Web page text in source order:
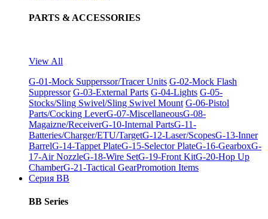
PARTS & ACCESSORIES
View All
G-01-Mock Supperssor/Tracer Units G-02-Mock Flash
Suppressor G-03-External Parts G-04-Lights G-05-
Stocks/Sling Swivel/Sling Swivel Mount G-06-Pistol
Parts/Cocking LeverG-07-MiscellaneousG-08-
Magaizne/ReceiverG-10-Internal PartsG-11-
Batteries/Charger/ETU/TargetG-12-Laser/ScopesG-13-Inner
BarrelG-14-Tappet PlateG-15-Selector PlateG-16-GearboxG-
17-Air NozzleG-18-Wire SetG-19-Front KitG-20-Hop Up
ChamberG-21-Tactical GearPromotion Items
Серия BB
BB Series